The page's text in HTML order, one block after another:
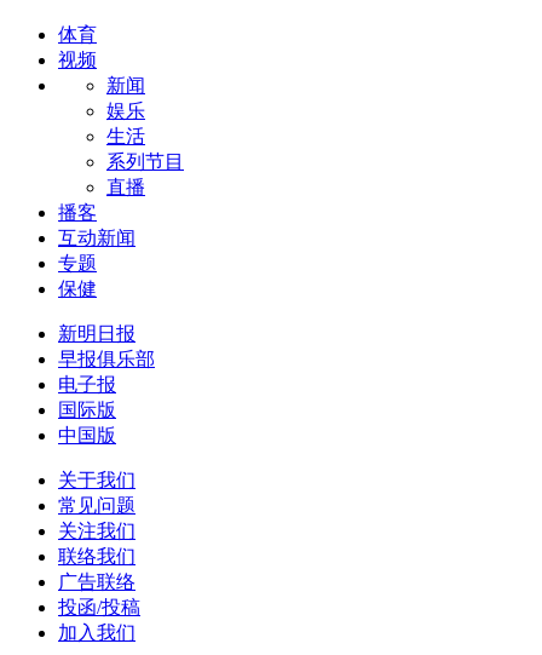
体育
视频
新闻
娱乐
生活
系列节目
直播
播客
互动新闻
专题
保健
新明日报
早报俱乐部
电子报
国际版
中国版
关于我们
常见问题
关注我们
联络我们
广告联络
投函/投稿
加入我们